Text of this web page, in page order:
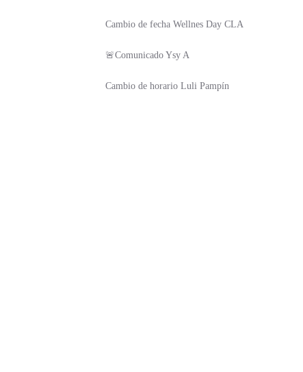
Cambio de fecha Wellnes Day CLA
🚨Comunicado Ysy A
Cambio de horario Luli Pampín